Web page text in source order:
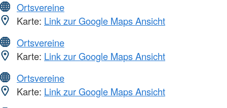
Ortsvereine
Karte: Link zur Google Maps Ansicht
Ortsvereine
Karte: Link zur Google Maps Ansicht
Ortsvereine
Karte: Link zur Google Maps Ansicht